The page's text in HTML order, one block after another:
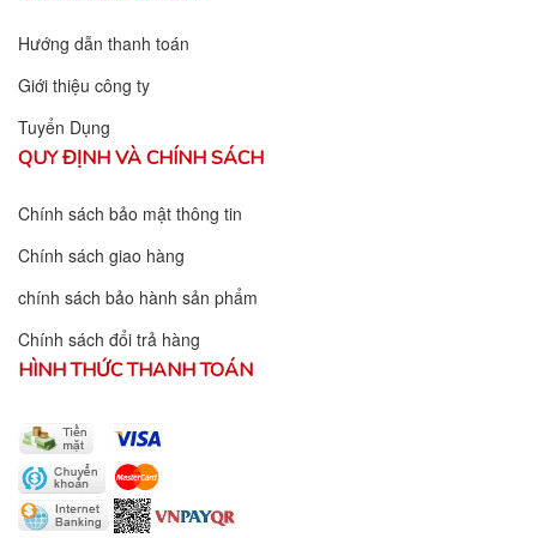
Hướng dẫn thanh toán
Giới thiệu công ty
Tuyển Dụng
QUY ĐỊNH VÀ CHÍNH SÁCH
Chính sách bảo mật thông tin
Chính sách giao hàng
chính sách bảo hành sản phẩm
Chính sách đổi trả hàng
HÌNH THỨC THANH TOÁN